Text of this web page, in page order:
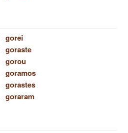
gorei
goraste
gorou
goramos
gorastes
goraram